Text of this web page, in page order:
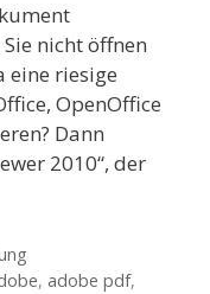
nicht öffnen
eine riesige
OpenOffice
Dann
2010“, der
, adobe pdf,